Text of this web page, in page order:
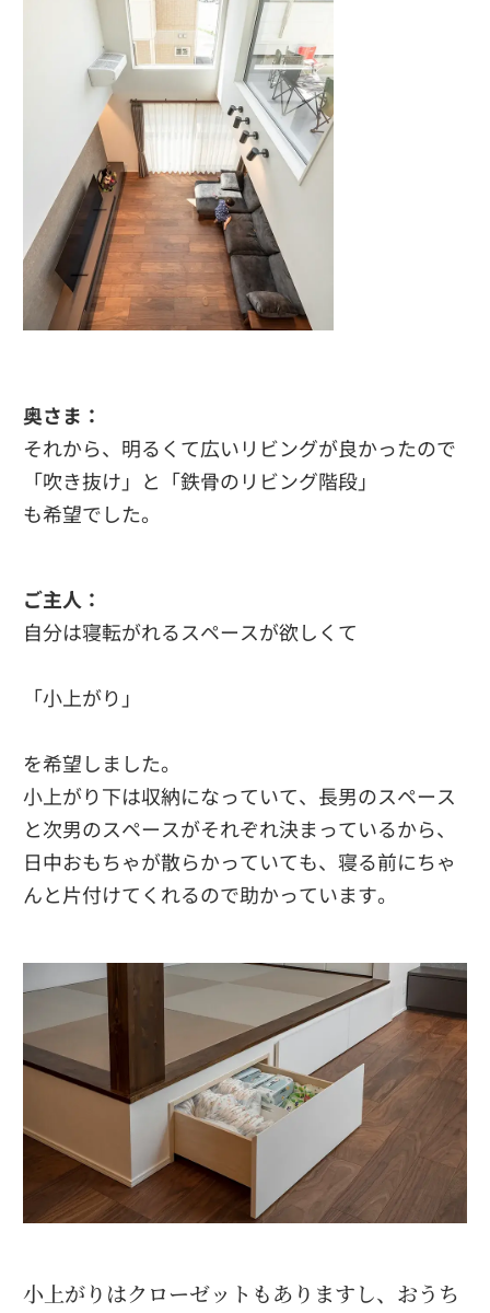
奥さま：
それから、明るくて広いリビングが良かったので
「吹き抜け」と「鉄骨のリビング階段」
も希望でした。
ご主人：
自分は寝転がれるスペースが欲しくて
「小上がり」
を希望しました。
小上がり下は収納になっていて、長男のスペース
と次男のスペースがそれぞれ決まっているから、
日中おもちゃが散らかっていても、寝る前にちゃ
んと片付けてくれるので助かっています。
小上がりはクローゼットもありますし、おうち